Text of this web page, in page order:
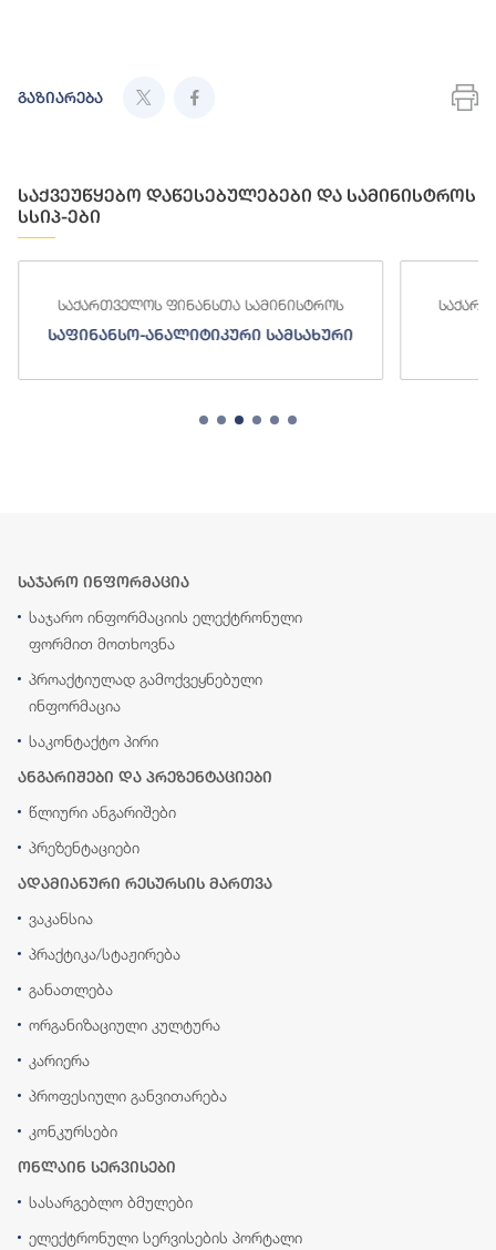
გაზიარება
საქვეუწყებო დაწესებულებები და სამინისტროს
სსიპ-ები
საქართველოს ფინანსთა სამინისტროს
საფინანსო-ანალიტიკური სამსახური
საჯარო ინფორმაცია
საჯარო ინფორმაციის ელექტრონული
ფორმით მოთხოვნა
პროაქტიულად გამოქვეყნებული
ინფორმაცია
საკონტაქტო პირი
ანგარიშები და პრეზენტაციები
წლიური ანგარიშები
პრეზენტაციები
ადამიანური რესურსის მართვა
ვაკანსია
პრაქტიკა/სტაჟირება
განათლება
ორგანიზაციული კულტურა
კარიერა
პროფესიული განვითარება
კონკურსები
ონლაინ სერვისები
სასარგებლო ბმულები
ელექტრონული სერვისების პორტალი